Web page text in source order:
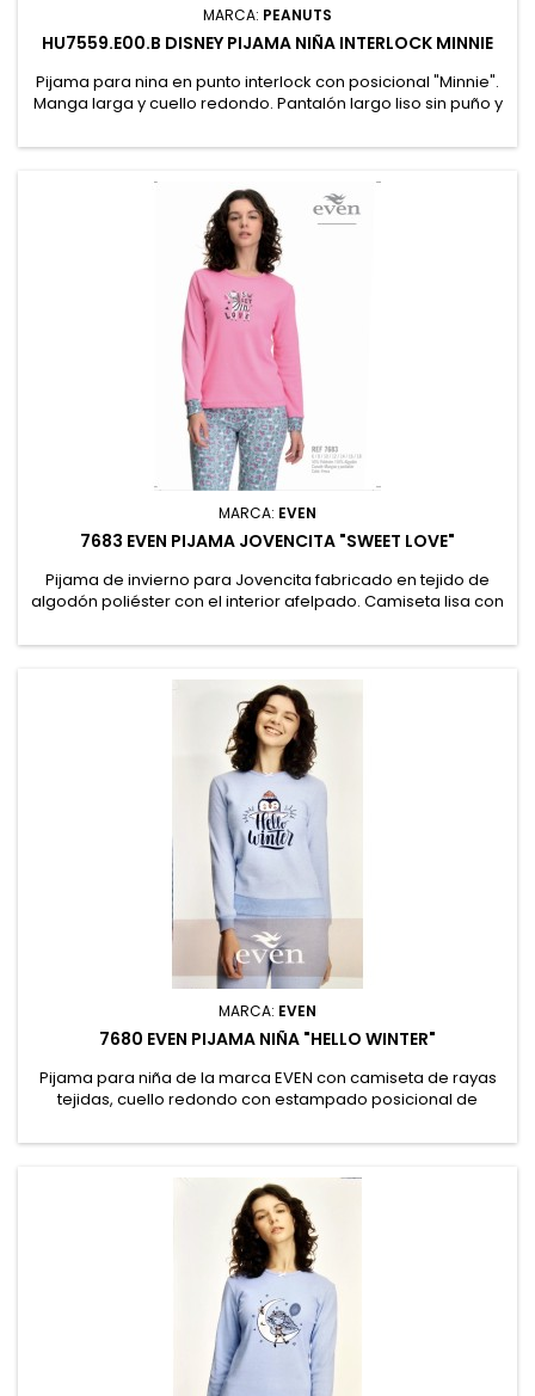
MARCA: PEANUTS
HU7559.E00.B DISNEY PIJAMA NIÑA INTERLOCK MINNIE
Pijama para nina en punto interlock con posicional "Minnie".
Manga larga y cuello redondo. Pantalón largo liso sin puño y
Algodón
MARCA: EVEN
7683 EVEN PIJAMA JOVENCITA "SWEET LOVE"
Pijama de invierno para Jovencita fabricado en tejido de
algodón poliéster con el interior afelpado. Camiseta lisa con
estampado continuo de zebras. 50% Poliester, 50% Algodón
MARCA: EVEN
7680 EVEN PIJAMA NIÑA "HELLO WINTER"
Pijama para niña de la marca EVEN con camiseta de rayas
tejidas, cuello redondo con estampado posicional de
Algodón, 50% Poliéster